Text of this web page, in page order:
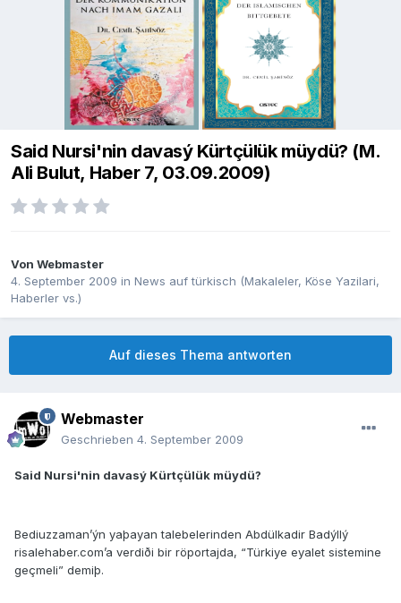
Said Nursi'nin davasý Kürtçülük müydü? (M.
Ali Bulut, Haber 7, 03.09.2009)
Von Webmaster
4. September 2009 in News auf türkisch (Makaleler, Köse Yazilari,
Haberler vs.)
Auf dieses Thema antworten
Webmaster
Geschrieben 4. September 2009
Said Nursi'nin davasý Kürtçülük müydü?
Bediuzzaman’ýn yaþayan talebelerinden Abdülkadir Badýllý
risalehaber.com’a verdiði bir röportajda, “Türkiye eyalet sistemine
geçmeli” demiþ.